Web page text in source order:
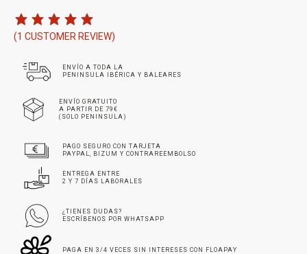
(1 CUSTOMER REVIEW)
ENVÍO A TODA LA
PENINSULA IBÉRICA Y BALEARES
ENVÍO GRATUITO
A PARTIR DE 79€
(SOLO PENINSULA)
PAGO SEGURO CON TARJETA
PAYPAL, BIZUM Y CONTRAREEMBOLSO
ENTREGA ENTRE
2 Y 7 DÍAS LABORALES
¿TIENES DUDAS?
ESCRÍBENOS POR WHATSAPP
PAGA EN 3/4 VECES SIN INTERESES CON FLOAPAY